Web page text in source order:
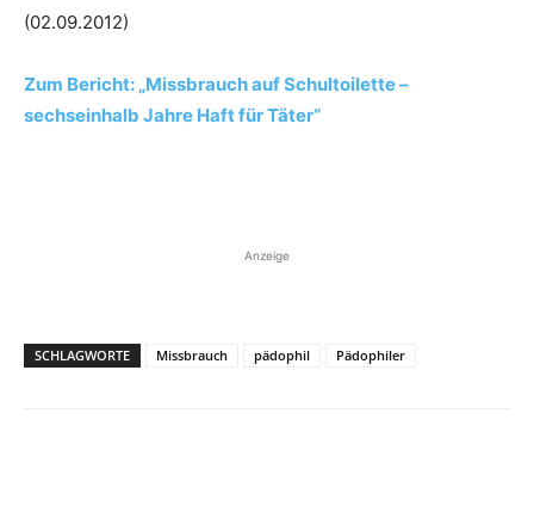
(02.09.2012)
Zum Bericht: „Missbrauch auf Schultoilette –
sechseinhalb Jahre Haft für Täter“
Anzeige
SCHLAGWORTE Missbrauch pädophil Pädophiler